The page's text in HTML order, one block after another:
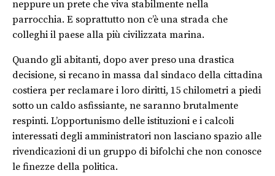
neppure un prete che viva stabilmente nella
parrocchia. E soprattutto non c’è una strada che
colleghi il paese alla più civilizzata marina.
Quando gli abitanti, dopo aver preso una drastica
decisione, si recano in massa dal sindaco della cittadina
costiera per reclamare i loro diritti, 15 chilometri a piedi
sotto un caldo asfissiante, ne saranno brutalmente
respinti. L’opportunismo delle istituzioni e i calcoli
interessati degli amministratori non lasciano spazio alle
rivendicazioni di un gruppo di bifolchi che non conosce
le finezze della politica.